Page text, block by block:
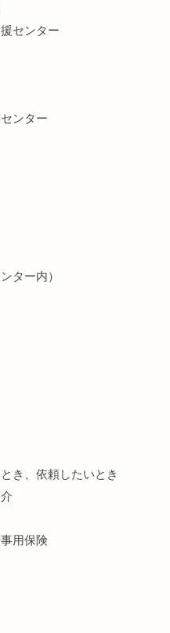
センター
ンター
ター内）
き、依頼したいとき
用保険